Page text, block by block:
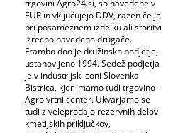
trgovini Agro24.si, so navedene v
EUR in vključujejo DDV, razen če je
pri posameznem izdelku ali storitvi
izrecno navedeno drugače.
Frambo doo je družinsko podjetje,
ustanovljeno 1994. Sedež podjetja
je v industrijski coni Slovenka
Bistrica, kjer imamo tudi trgovino -
Agro vrtni center. Ukvarjamo se
tudi z veleprodajo rezervnih delov
kmetijskih priključkov,